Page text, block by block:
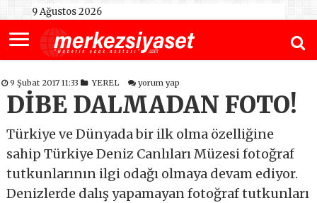
9 Ağustos 2026
9 Şubat 2017 11:33 YEREL yorum yap
DİBE DALMADAN FOTO!
Türkiye ve Dünyada bir ilk olma özelliğine
sahip Türkiye Deniz Canlıları Müzesi fotoğraf
tutkunlarının ilgi odağı olmaya devam ediyor.
Denizlerde dalış yapamayan fotoğraf tutkunları